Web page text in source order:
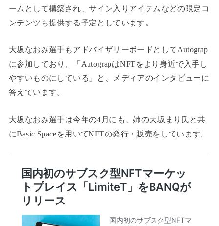
ームとして構築され、サイン入りアイテムなどの限定コ
ンテンツも提供する予定としています。
大坂なおみ選手もアドバイザリーボードとしてAutograp
に参加しており、「AutograpはNFTをより身近で入手し
やすいものにしている」と、メディアのインタビューに
答えています。
大坂なおみ選手は今年の4月にも、姉の大坂まり氏と共
にBasic.Spaceを用いてNFTの発行・販売をしています。